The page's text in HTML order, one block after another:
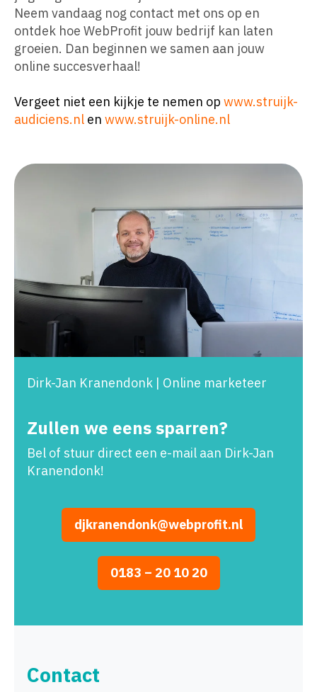
Neem vandaag nog contact met ons op en
ontdek hoe WebProfit jouw bedrijf kan laten
groeien. Dan beginnen we samen aan jouw
online succesverhaal!
Vergeet niet een kijkje te nemen op www.struijk-
audiciens.nl en www.struijk-online.nl
Dirk-Jan Kranendonk | Online marketeer
Zullen we eens sparren?
Bel of stuur direct een e-mail aan Dirk-Jan
Kranendonk!
djkranendonk@webprofit.nl
0183 – 20 10 20
Contact